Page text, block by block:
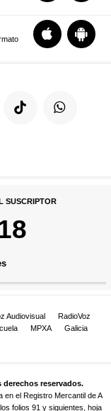
SUSCRIPTOR
Audiovisual
RadioVoz
MPXA
Galicia
derechos reservados.
en el Registro Mercantil de A
folios 91 y siguientes, hoja